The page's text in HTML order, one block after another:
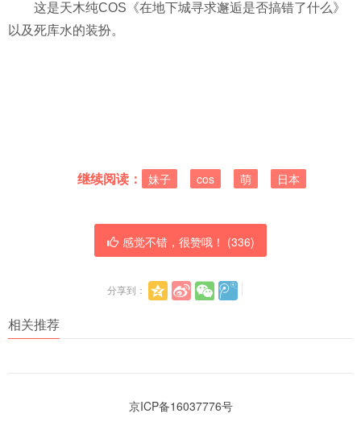
这是天木纯COS《在地下城寻求邂逅是否搞错了什么》
以及死库水的装扮。
继续阅读： 妹子 cos 萌 日本
感觉不错，很赞哦！ (336)
分享到：
相关推荐
京ICP备16037776号